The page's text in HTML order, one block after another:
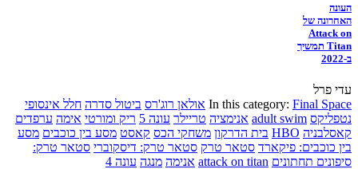
העונה
האחרונה של
Attack on
Titan תמשיך
ב-2022
עדי פרל
In this category: Final Space אולאן רוג'רס ביטול סדרה חלל אינסופי
נטפליקס adult swim אנימציה טריילר עונה 5 ריק ומורטי אימה ערפדים
קאסלבניה HBO בית הדרקון משחקי הכס קאסט מסע בין כוכבים מסע
בין כוכבים: פיקארד סטאר טרק סטאר טרק: דיסקוברי סטאר טרק:
סיפונים תחתונים attack on titan אנימה מנגה עונה 4